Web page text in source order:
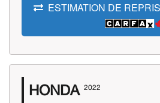
ESTIMATION DE
HONDA 2022